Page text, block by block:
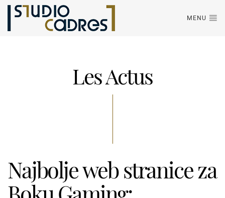
MENU
Les Actus
Najbolje web stranice za